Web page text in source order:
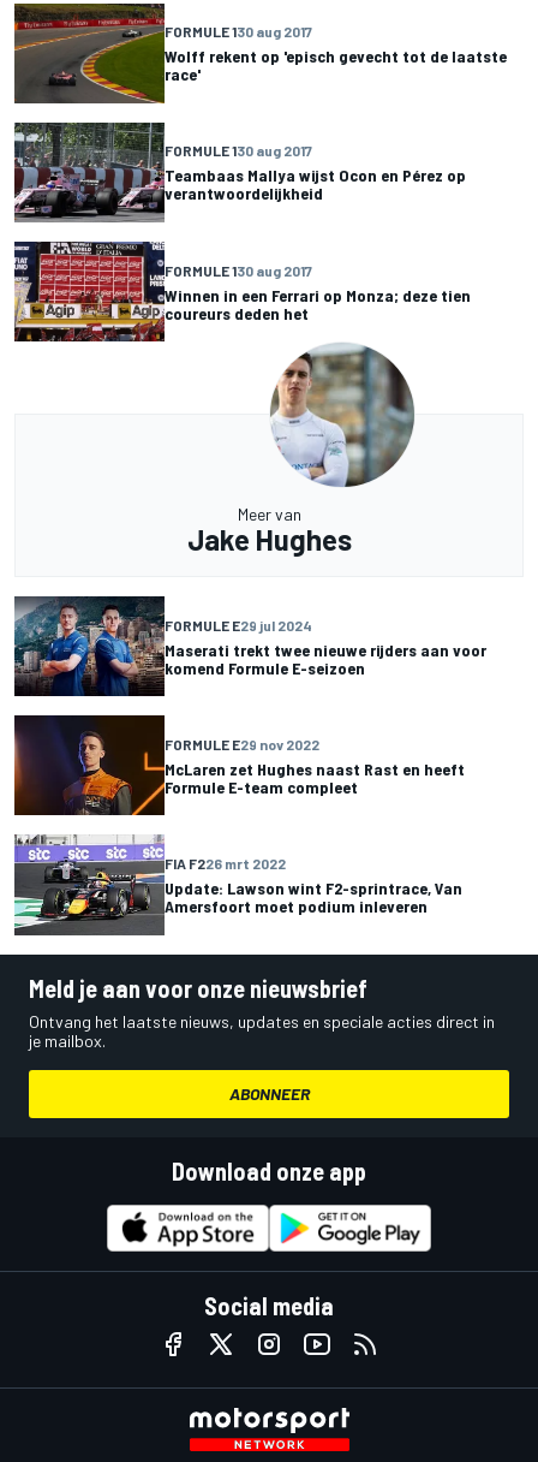
FORMULE 130 aug 2017
Wolff rekent op 'episch gevecht tot de laatste
race'
FORMULE 130 aug 2017
Teambaas Mallya wijst Ocon en Pérez op
verantwoordelijkheid
FORMULE 130 aug 2017
Winnen in een Ferrari op Monza; deze tien
coureurs deden het
Meer van
Jake Hughes
FORMULE E29 jul 2024
Maserati trekt twee nieuwe rijders aan voor
komend Formule E-seizoen
FORMULE E29 nov 2022
McLaren zet Hughes naast Rast en heeft
Formule E-team compleet
FIA F226 mrt 2022
Update: Lawson wint F2-sprintrace, Van
Amersfoort moet podium inleveren
Meld je aan voor onze nieuwsbrief
Ontvang het laatste nieuws, updates en speciale acties direct in
je mailbox.
ABONNEER
Download onze app
Social media